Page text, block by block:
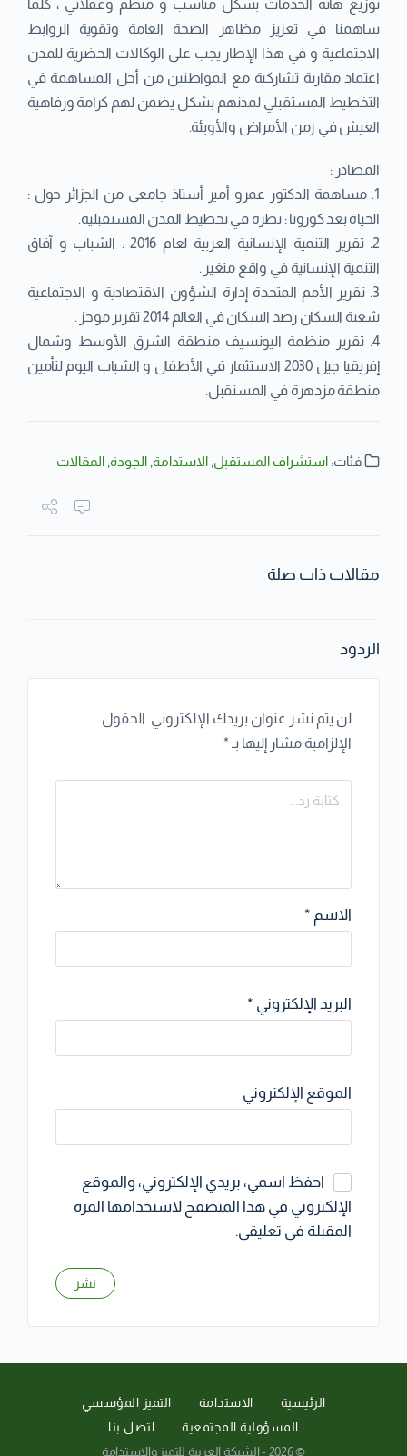
توزيع هاته الخدمات بشكل مناسب و منظم وعقلاني ، كلما
ساهمنا في تعزيز مظاهر الصحة العامة وتقوية الروابط
الاجتماعية و في هذا الإطار يجب على الوكالات الحضرية للمدن
اعتماد مقاربة تشاركية مع المواطنين من أجل المساهمة في
التخطيط المستقبلي لمدنهم بشكل يضمن لهم كرامة ورفاهية
العيش في زمن الأمراض والأوبئة.
المصادر :
1. مساهمة الدكتور عمرو أمير أستاذ جامعي من الجزائر حول :
الحياة بعد كورونا : نظرة في تخطيط المدن المستقبلية.
2. تقرير التنمية الإنسانية العربية لعام 2016 : الشباب و آفاق
التنمية الإنسانية في واقع متغير .
3. تقرير الأمم المتحدة إدارة الشؤون الاقتصادية و الاجتماعية
شعبة السكان رصد السكان في العالم 2014 تقرير موجز .
4. تقرير منظمة اليونسيف منطقة الشرق الأوسط وشمال
إفريقيا جيل 2030 الاستثمار في الأطفال و الشباب اليوم لتأمين
منطقة مزدهرة في المستقبل.
فئات: استشراف المستقبل الاستدامة الجودة المقالات
مقالات ذات صلة
الردود
لن يتم نشر عنوان بريدك الإلكتروني. الحقول
الإلزامية مشار إليها بـ*
الاسم *
البريد الإلكتروني *
الموقع الإلكتروني
احفظ اسمي، بريدي الإلكتروني، والموقع
الإلكتروني في هذا المتصفح لاستخدامها المرة
المقبلة في تعليقي.
الرئيسية الاستدامة
التميز المؤسسي
المسؤولية المجتمعية
اتصل بنا
© 2026 - الشبكة العربية للتميز والاستدامة